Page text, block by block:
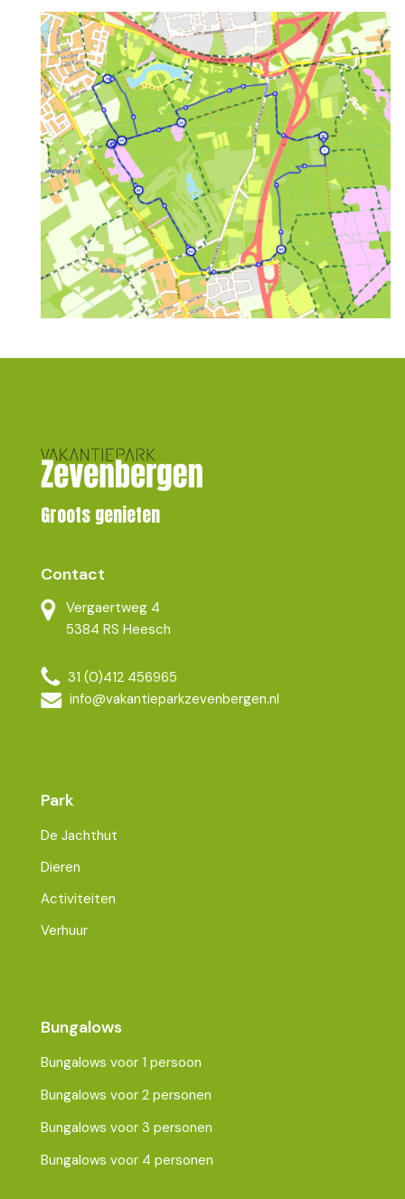
Groots genieten
Contact
Vergaertweg 4
5384 RS Heesch
31 (0)412 456965
info@vakantieparkzevenbergen.nl
Park
De Jachthut
Dieren
Activiteiten
Verhuur
Bungalows
Bungalows voor 1 persoon
Bungalows voor 2 personen
Bungalows voor 3 personen
Bungalows voor 4 personen